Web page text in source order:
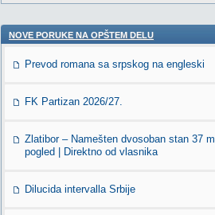
NOVE PORUKE NA OPŠTEM DELU
Prevod romana sa srpskog na engleski
FK Partizan 2026/27.
Zlatibor – Namešten dvosoban stan 37
pogled | Direktno od vlasnika
Dilucida intervalla Srbije